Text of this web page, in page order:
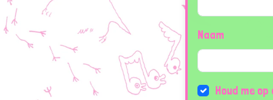
Naam
Houd me